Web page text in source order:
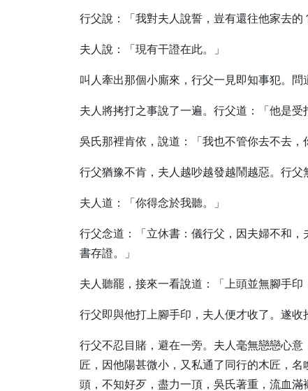
行父說：「我對夫人說誓，豈有還往他家去的
夫人說：「現有干證在此。」
叫人牽出那個小廝來，行父一見即知事犯。問
夫人將拷打之事說了一遍。行父道：「他是受
吳氏那裡肯依，說道：「我也不管你去不去，
行父猶豫不肯，夫人越吵越發越鬧越惡。行父
夫人道：「你得念於我聽。」
行父念道：「立休書：儀行父，因夫婦不和
書存證。」
夫人聽罷，接來一看說道：「上頭並無腳手印
行父即與他打上腳手印，夫人便才收了。遂收
行父不忍目賭，避在一旁。夫人毫無戀戀心
匠，因他陽甚微小，又私通了同行的木匠，
頭，不知好歹，盡力一頂，吳氏著重，流血滿